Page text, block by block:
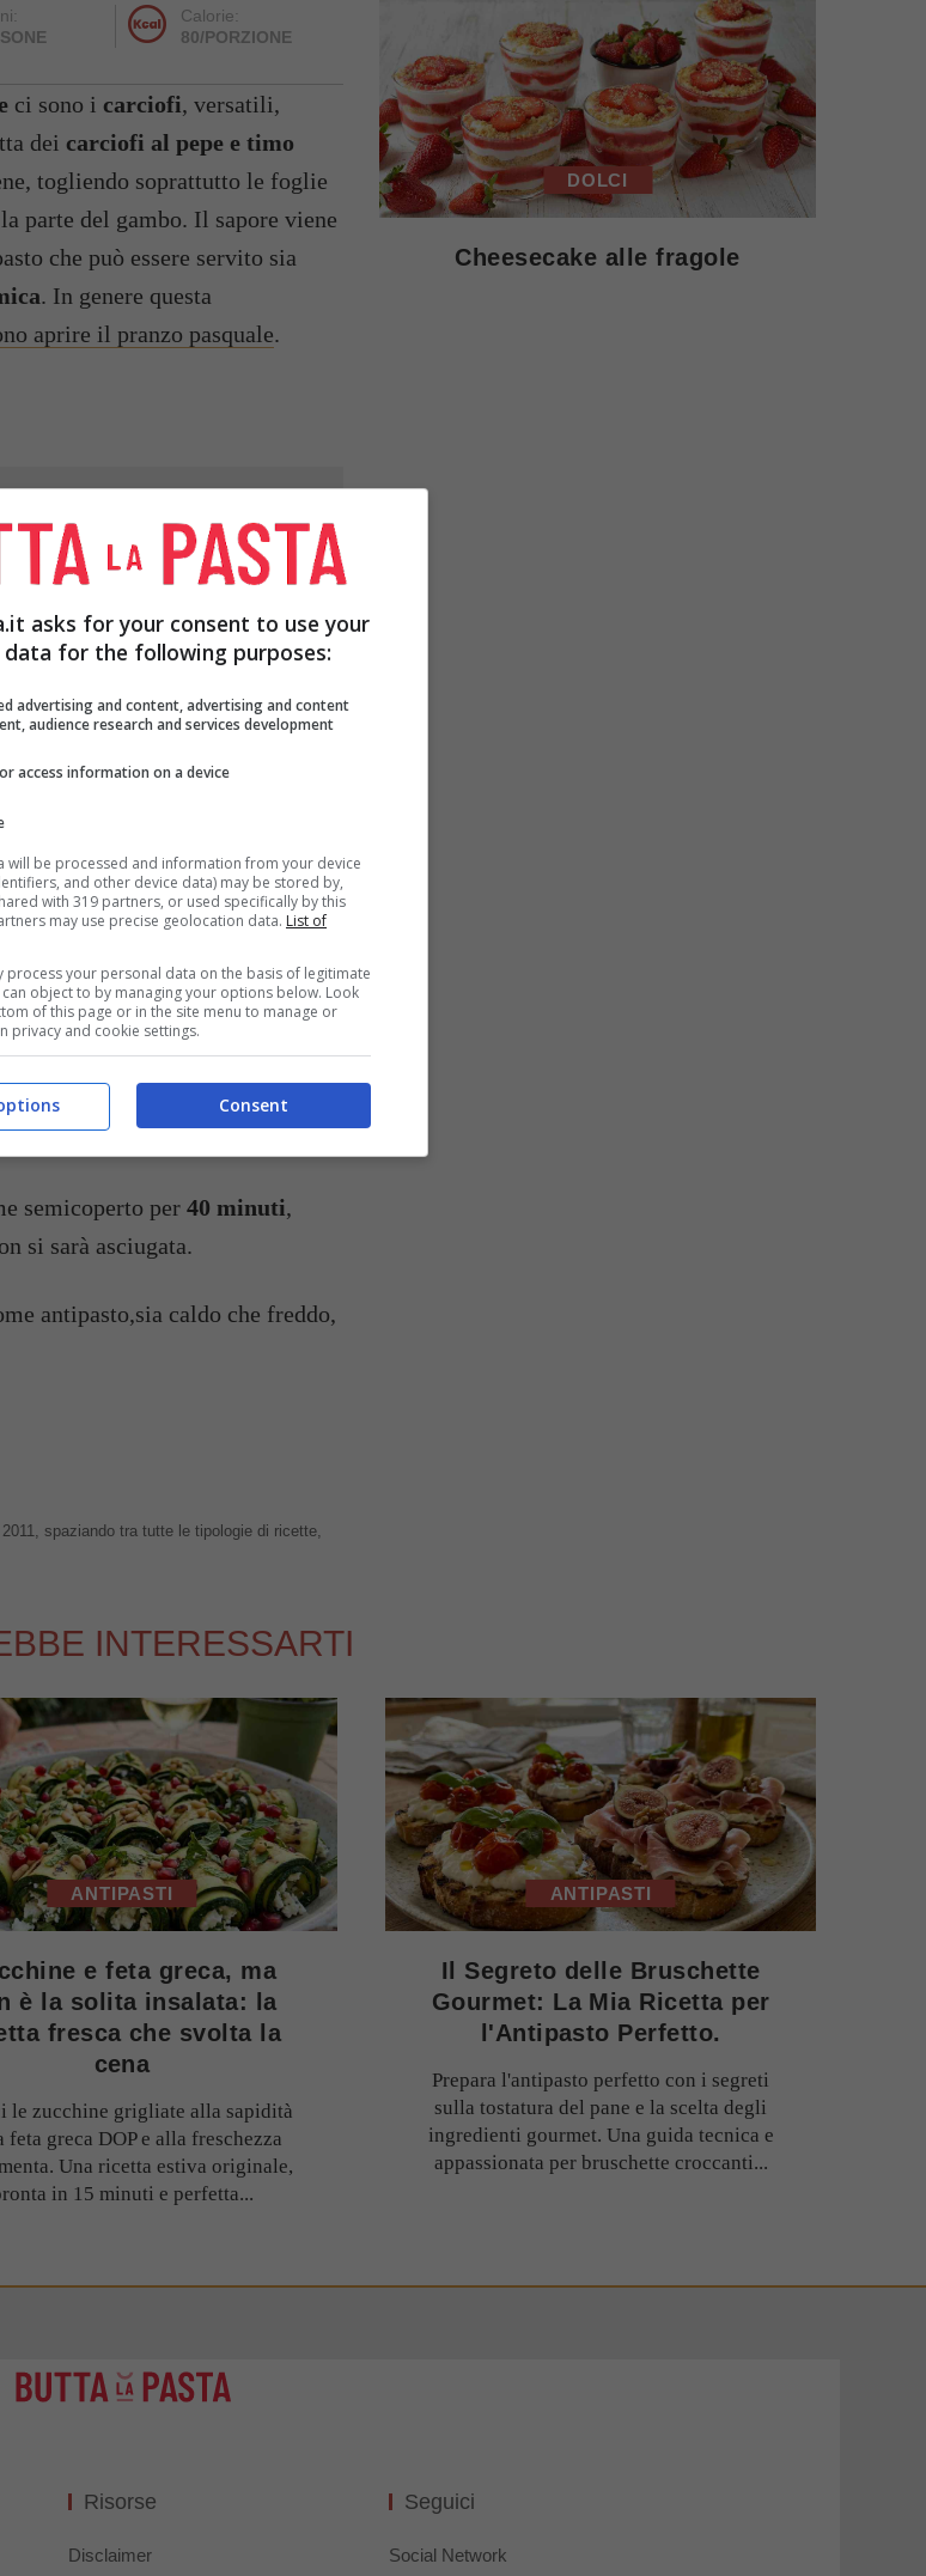
Calorie:
80/PORZIONE
ci sono i carciofi, versatili,
dei carciofi al pepe e timo
togliendo soprattutto le foglie
parte del gambo. Il sapore viene
che può essere servito sia
. In genere questa
aprire il pranzo pasquale.
DI
20 ML
MEZZA CIPOLLA
parte del gambo ed
e togliete il fieno interno, quindi
limone.
calda e tutto l’olio, poi
iltimoe il
semicoperto per 40 minuti,
si sarà asciugata.
antipasto,sia caldo che freddo,
spaziando tra tutte le tipologie di ricette,
DOLCI
Cheesecake alle fragole
INTERESSARTI
ANTIPASTI
e feta greca, ma
è la solita insalata: la
fresca che svolta la
cena
le zucchine grigliate alla sapidità
feta greca DOP e alla freschezza
Una ricetta estiva originale,
in 15 minuti e perfetta...
ANTIPASTI
Il Segreto delle Bruschette
Gourmet: La Mia Ricetta per
l'Antipasto Perfetto.
Prepara l'antipasto perfetto con i segreti
sulla tostatura del pane e la scelta degli
ingredienti gourmet. Una guida tecnica e
appassionata per bruschette croccanti...
Risorse
Disclaimer
Seguici
Social Network
asks for your consent to use your
data for the following purposes:
advertising and content, advertising and content
audience research and services development
access information on a device
will be processed and information from your device
and other device data) may be stored by,
with 319 partners, or used specifically by this
may use precise geolocation data. List of
process your personal data on the basis of legitimate
object to by managing your options below. Look
of this page or in the site menu to manage or
privacy and cookie settings.
Consent